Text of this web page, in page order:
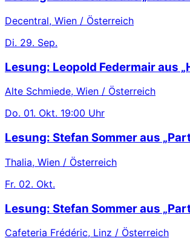
Decentral, Wien / Österreich
Di. 29. Sep.
Lesung: Leopold Federmair aus
Alte Schmiede, Wien / Österreich
Do. 01. Okt. 19:00 Uhr
Lesung: Stefan Sommer aus
Thalia, Wien / Österreich
Fr. 02. Okt.
Lesung: Stefan Sommer aus
Cafeteria Frédéric, Linz / Österreich